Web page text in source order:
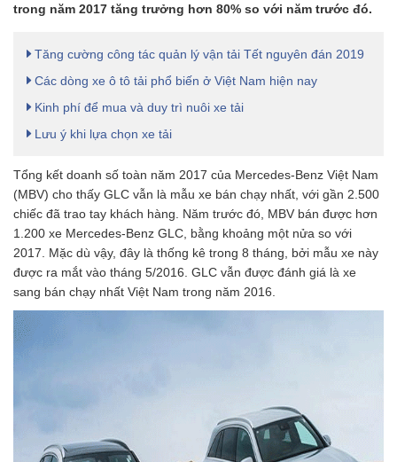
trong năm 2017 tăng trưởng hơn 80% so với năm trước đó.
Tăng cường công tác quản lý vận tải Tết nguyên đán 2019
Các dòng xe ô tô tải phổ biến ở Việt Nam hiện nay
Kinh phí để mua và duy trì nuôi xe tải
Lưu ý khi lựa chọn xe tải
Tổng kết doanh số toàn năm 2017 của Mercedes-Benz Việt Nam
(MBV) cho thấy GLC vẫn là mẫu xe bán chạy nhất, với gần 2.500
chiếc đã trao tay khách hàng. Năm trước đó, MBV bán được hơn
1.200 xe Mercedes-Benz GLC, bằng khoảng một nửa so với
2017. Mặc dù vậy, đây là thống kê trong 8 tháng, bởi mẫu xe này
được ra mắt vào tháng 5/2016. GLC vẫn được đánh giá là xe
sang bán chạy nhất Việt Nam trong năm 2016.